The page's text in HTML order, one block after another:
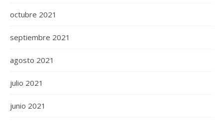
octubre 2021
septiembre 2021
agosto 2021
julio 2021
junio 2021